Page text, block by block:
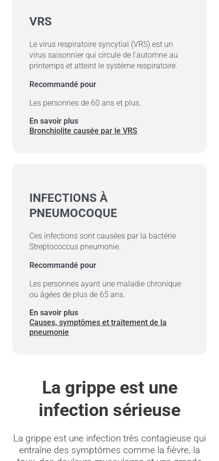
VRS
Le virus respiratoire syncytial (VRS) est un
virus saisonnier qui circule de l'automne au
printemps et atteint le système respiratoire.
Recommandé pour
Les personnes de 60 ans et plus.
En savoir plus
Bronchiolite causée par le VRS
INFECTIONS À
PNEUMOCOQUE
Ces infections sont causées par la bactérie
Streptococcus pneumonie.
Recommandé pour
Les personnes ayant une maladie chronique
ou âgées de plus de 65 ans.
En savoir plus
Causes, symptômes et traitement de la
pneumonie
La grippe est une
infection sérieuse
La grippe est une infection très contagieuse qui
entraîne des symptômes comme la fièvre, la